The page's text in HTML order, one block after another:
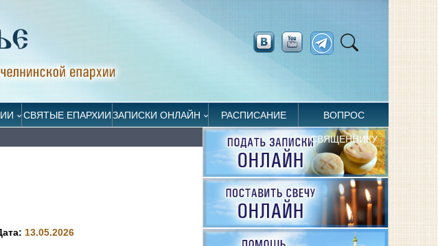
СВЯТЫЕ ЕПАРХИИЗАПИСКИ ОНЛАЙН РАСПИСАНИЕ ВОПРОС
СВЯЩЕННИКУ
13.05.2026